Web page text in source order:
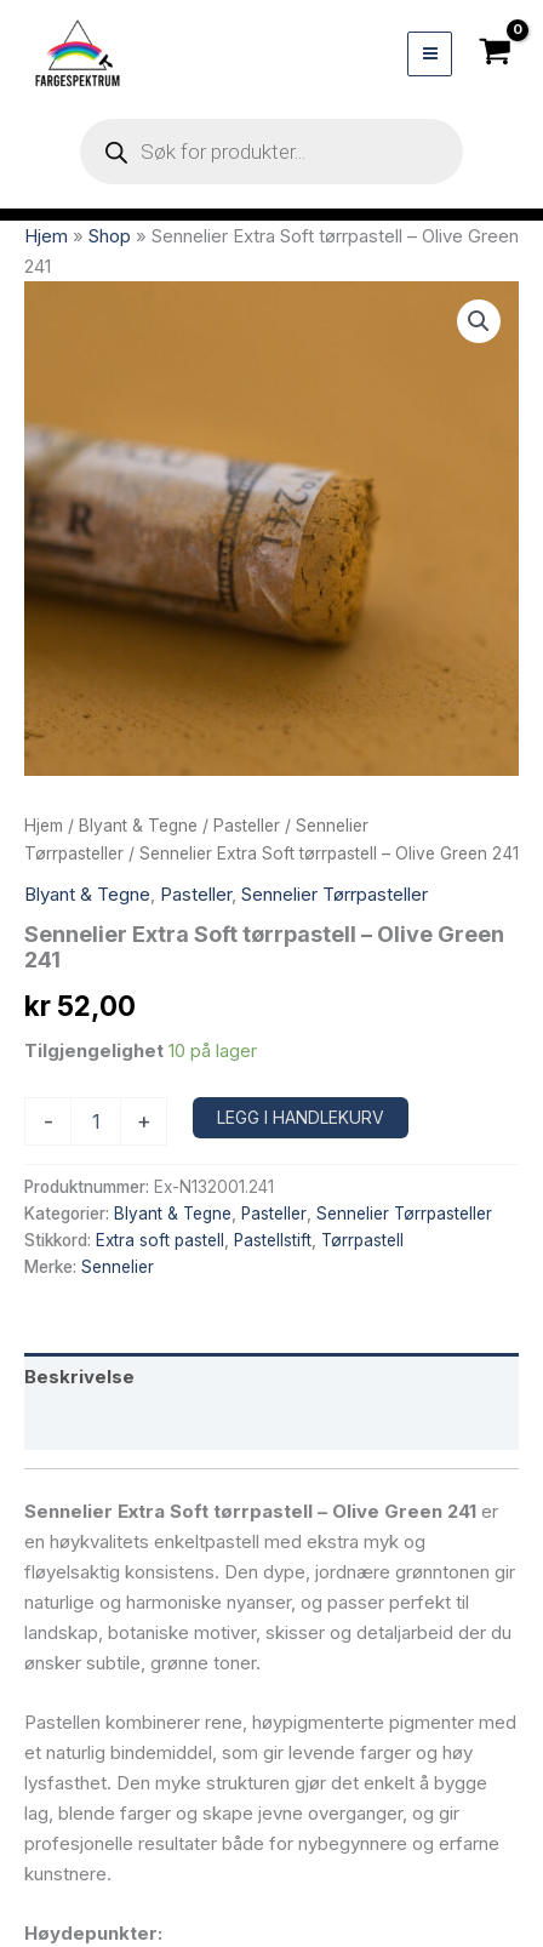
search
Hjem » Shop » Sennelier Extra Soft tørrpastell – Olive Green
241
Hjem / Blyant & Tegne / Pasteller / Sennelier
Tørrpasteller / Sennelier Extra Soft tørrpastell – Olive Green 241
Blyant & Tegne, Pasteller, Sennelier Tørrpasteller
Sennelier Extra Soft tørrpastell – Olive Green
241
kr 52,00
Tilgjengelighet 10 på lager
-
tørrpastell
–
Olive
Green
241
+ LEGG I HANDLEKURV
Produktnummer: Ex-N132001.241
Kategorier: Blyant & Tegne Pasteller Sennelier Tørrpasteller
Stikkord: Extra soft pastell Pastellstift Tørrpastell
Merke: Sennelier
Beskrivelse
Sennelier Extra Soft tørrpastell – Olive Green 241 er
en høykvalitets enkeltpastell med ekstra myk og
fløyelsaktig konsistens. Den dype, jordnære grønntonen gir
naturlige og harmoniske nyanser, og passer perfekt til
landskap, botaniske motiver, skisser og detaljarbeid der du
ønsker subtile, grønne toner.
Pastellen kombinerer rene, høypigmenterte pigmenter med
et naturlig bindemiddel, som gir levende farger og høy
lysfasthet. Den myke strukturen gjør det enkelt å bygge
lag, blende farger og skape jevne overganger, og gir
profesjonelle resultater både for nybegynnere og erfarne
kunstnere.
Høydepunkter: